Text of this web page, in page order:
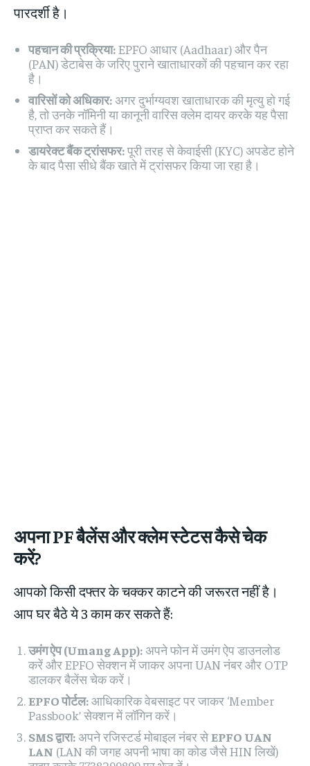
पारदर्शी है।
पहचान की प्रक्रिया:EPFO आधार (Aadhaar) और पैन
(PAN) डेटाबेस के जरिए पुराने खाताधारकों की पहचान कर रहा
है।
वारिसों को अधिकार: अगर दुर्भाग्यवश खाताधारक की मृत्यु हो गई
है, तो उनके नॉमिनी या कानूनी वारिस क्लेम दायर करके यह पैसा
प्राप्त कर सकते हैं।
डायरेक्ट बैंक ट्रांसफर:पूरी तरह से केवाईसी (KYC) अपडेट होने
के बाद पैसा सीधे बैंक खाते में ट्रांसफर किया जा रहा है।
अपना PF बैलेंस और क्लेम स्टेटस कैसे चेक
करें?
आपको किसी दफ्तर के चक्कर काटने की जरूरत नहीं है।
आप घर बैठे ये 3 काम कर सकते हैं:
उमंग ऐप (Umang App): अपने फोन में उमंग ऐप डाउनलोड
करें और EPFO सेक्शन में जाकर अपना UAN नंबर और OTP
डालकर बैलेंस चेक करें।
EPFO पोर्टल:आधिकारिक वेबसाइट पर जाकर ‘Member
Passbook’ सेक्शन में लॉगिन करें।
SMS द्वारा: अपने रजिस्टर्ड मोबाइल नंबर सेEPFO UAN
LAN (LAN की जगह अपनी भाषा का कोड जैसे HIN लिखें)